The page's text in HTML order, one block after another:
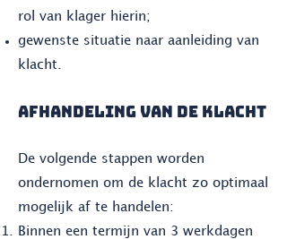
rol van klager hierin;
gewenste situatie naar aanleiding van
klacht.
AFHANDELING VAN DE KLACHT
De volgende stappen worden
ondernomen om de klacht zo optimaal
mogelijk af te handelen:
Binnen een termijn van 3 werkdagen